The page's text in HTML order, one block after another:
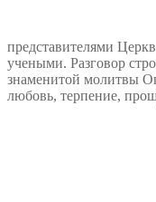
представителями
учеными. Разговор
знаменитой молитвы
любовь, терпение,